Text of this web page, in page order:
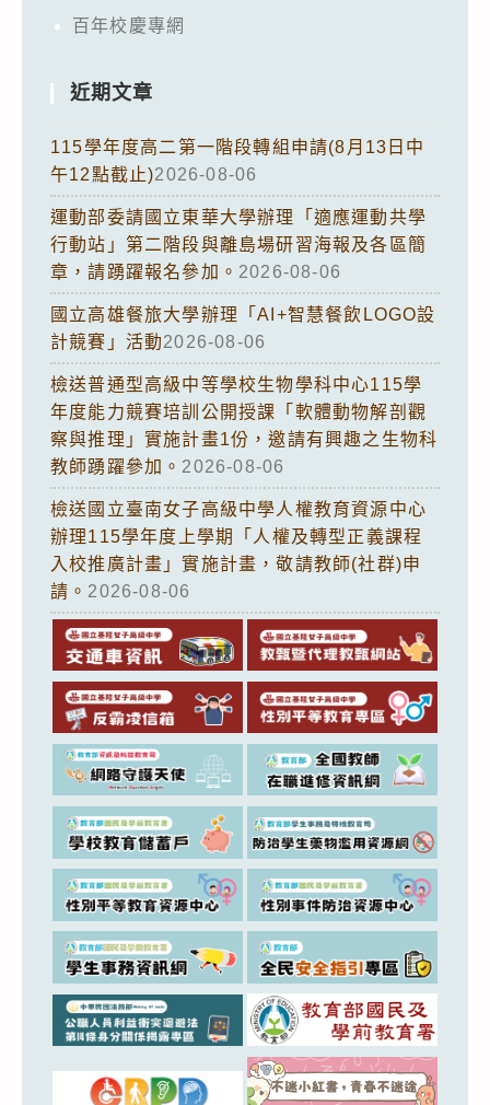
百年校慶專網
近期文章
115學年度高二第一階段轉組申請(8月13日中
午12點截止)2026-08-06
運動部委請國立東華大學辦理「適應運動共學
行動站」第二階段與離島場研習海報及各區簡
章，請踴躍報名參加。 2026-08-06
國立高雄餐旅大學辦理「AI+智慧餐飲LOGO設
計競賽」活動2026-08-06
檢送普通型高級中等學校生物學科中心115學
年度能力競賽培訓公開授課「軟體動物解剖觀
察與推理」實施計畫1份，邀請有興趣之生物科
教師踴躍參加。 2026-08-06
檢送國立臺南女子高級中學人權教育資源中心
辦理115學年度上學期「人權及轉型正義課程
入校推廣計畫」實施計畫，敬請教師(社群)申
請。 2026-08-06